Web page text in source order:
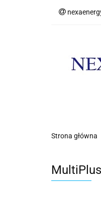
Strona główna